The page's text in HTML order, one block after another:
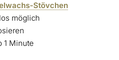
Stövchen
möglich
1 Minute